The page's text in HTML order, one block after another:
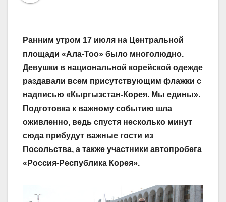
Ранним утром 17 июля на Центральной
площади «Ала-Тоо» было многолюдно.
Девушки в национальной корейской одежде
раздавали всем присутствующим флажки с
надписью «Кыргызстан-Корея. Мы едины».
Подготовка к важному событию шла
оживленно, ведь спустя несколько минут
сюда прибудут важные гости из
Посольства, а также участники автопробега
«Россия-Республика Корея».